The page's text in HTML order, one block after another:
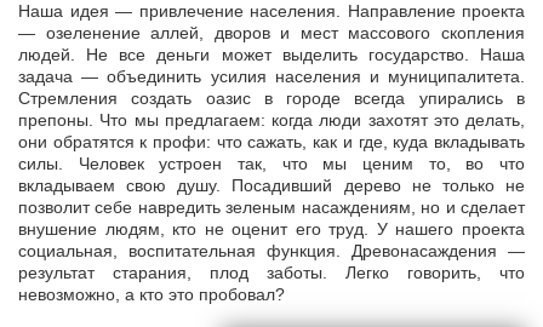
Наша идея — привлечение населения. Направление проекта
— озеленение аллей, дворов и мест массового скопления
людей. Не все деньги может выделить государство. Наша
задача — объединить усилия населения и муниципалитета.
Стремления создать оазис в городе всегда упирались в
препоны. Что мы предлагаем: когда люди захотят это делать,
они обратятся к профи: что сажать, как и где, куда вкладывать
силы. Человек устроен так, что мы ценим то, во что
вкладываем свою душу. Посадивший дерево не только не
позволит себе навредить зеленым насаждениям, но и сделает
внушение людям, кто не оценит его труд. У нашего проекта
социальная, воспитательная функция. Древонасаждения —
результат старания, плод заботы. Легко говорить, что
невозможно, а кто это пробовал?